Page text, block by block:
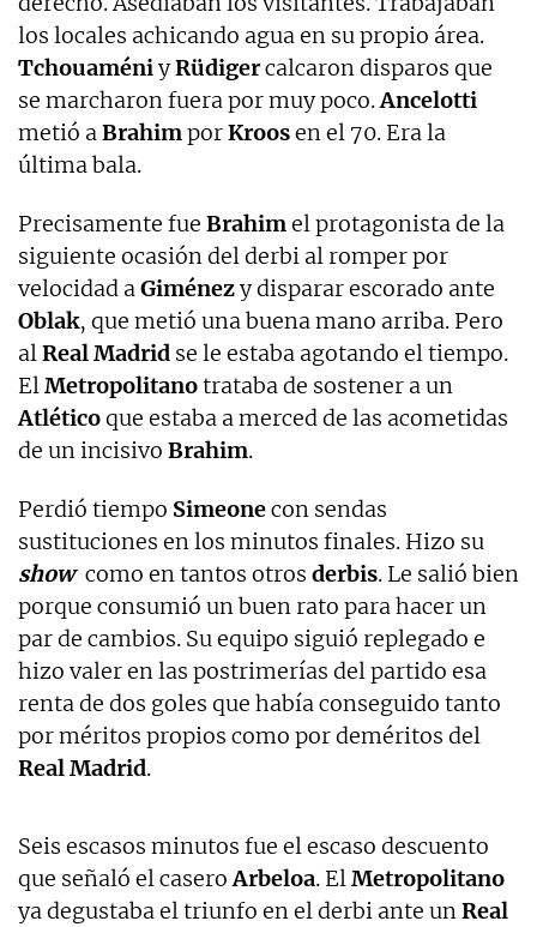
los locales achicando agua en su propio área.
TchouaméniyRüdigercalcaron disparos que
se marcharon fuera por muy poco.Ancelotti
metió aBrahimporKroosen el 70. Era la
última bala.
Precisamente fue Brahimel protagonista de la
siguiente ocasión del derbi al romper por
velocidad aGiménezy disparar escorado ante
Oblak, que metió una buena mano arriba. Pero
alReal Madrid se le estaba agotando el tiempo.
ElMetropolitanotrataba de sostener a un
Atléticoque estaba a merced de las acometidas
de un incisivo Brahim.
Perdió tiempo Simeonecon sendas
sustituciones en los minutos finales. Hizo su
show como en tantos otros derbis. Le salió bien
porque consumió un buen rato para hacer un
par de cambios. Su equipo siguió replegado e
hizo valer en las postrimerías del partido esa
renta de dos goles que había conseguido tanto
por méritos propios como por deméritos del
Real Madrid.
Seis escasos minutos fue el escaso descuento
que señaló el caseroArbeloa. ElMetropolitano
ya degustaba el triunfo en el derbi ante unReal